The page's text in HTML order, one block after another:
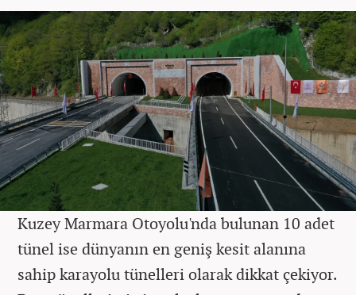
Kuzey Marmara Otoyolu'nda bulunan 10 adet
tünel ise dünyanın en geniş kesit alanına
sahip karayolu tünelleri olarak dikkat çekiyor.